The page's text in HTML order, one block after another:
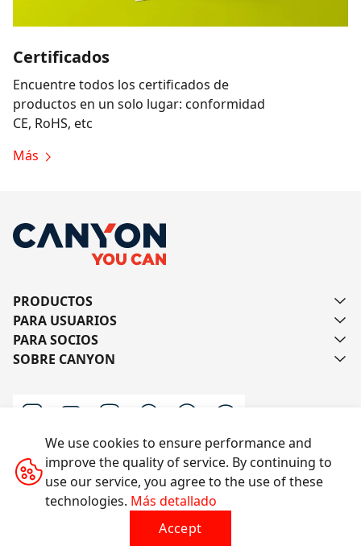
Certificados
Encuentre todos los certificados de
productos en un solo lugar: conformidad
CE, RoHS, etc
Más
PRODUCTOS
PARA USUARIOS
PARA SOCIOS
SOBRE CANYON
Escríbanos
Todos los derechos reservados © 2014-2026 CANYON
We use cookies to ensure performance and
improve the quality of service. By continuing to
use our service, you agree to the use of these
technologies. Más detallado
Accept